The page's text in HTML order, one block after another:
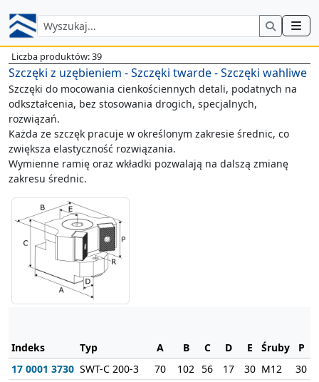
Liczba produktów: 39
Szczęki z uzębieniem - Szczęki twarde - Szczęki wahliwe
Szczęki do mocowania cienkościennych detali, podatnych na
odkształcenia, bez stosowania drogich, specjalnych,
rozwiązań.
Każda ze szczęk pracuje w określonym zakresie średnic, co
zwiększa elastyczność rozwiązania.
Wymienne ramię oraz wkładki pozwalają na dalszą zmianę
zakresu średnic.
Indeks Typ A B C D E Śruby P
17 0001 3730 SWT-C 200-3 70 102 56 17 30 M12 30